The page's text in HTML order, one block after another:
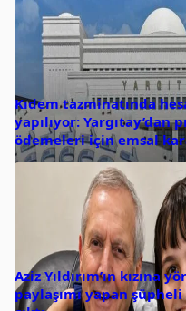
Kıdem tazminatında
yapılıyor: Yargıtay’dan
ödemeleri için emsal
Aziz Yıldırım’ın kızına
paylaşımı yapan